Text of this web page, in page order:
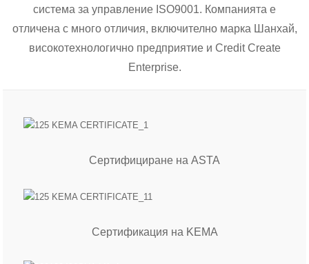
система за управление ISO9001. Компанията е
отличена с много отличия, включително марка Шанхай,
високотехнологично предприятие и Credit Create
Enterprise.
Сертифициране на ASTA
Сертификация на KEMA